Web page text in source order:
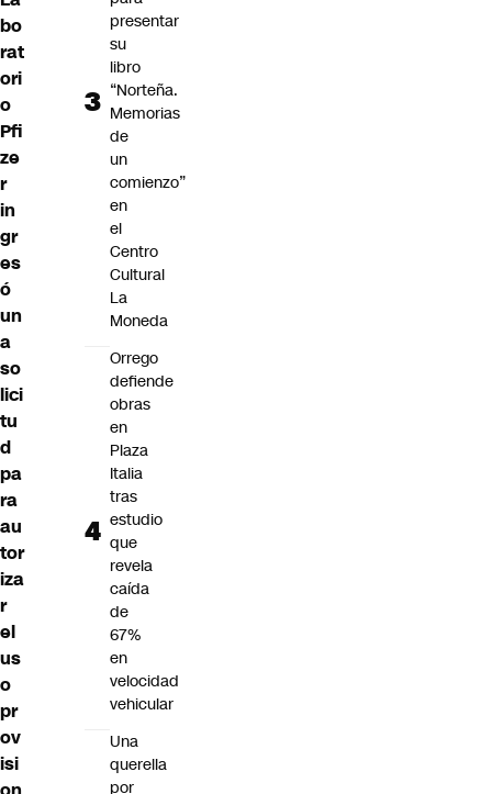
bo
rat
ori
o
Pfi
ze
r
in
gr
es
ó
un
a
so
lici
tu
d
pa
ra
au
tor
iza
r
el
us
o
pr
ov
isi
presentar
su
libro
“Norteña.
Memorias
de
un
comienzo”
en
el
Centro
Cultural
La
Moneda
Orrego
defiende
obras
en
Plaza
Italia
tras
estudio
que
revela
caída
de
67%
en
velocidad
vehicular
Una
querella
por